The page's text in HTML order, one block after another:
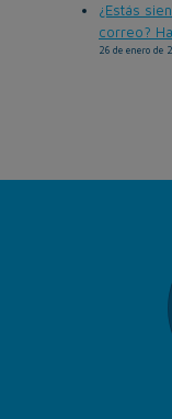
¿Estás
correo?
26 de enero de